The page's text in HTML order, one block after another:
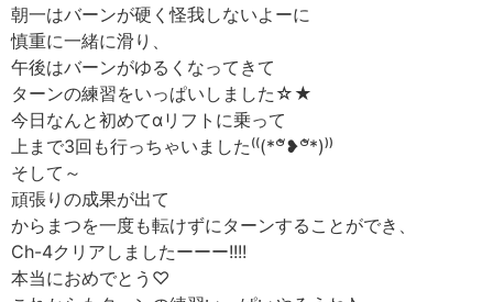
朝一はバーンが硬く怪我しないよーに
慎重に一緒に滑り、
午後はバーンがゆるくなってきて
ターンの練習をいっぱいしました☆★
今日なんと初めてαリフトに乗って
上まで3回も行っちゃいました⁽⁽(*꒪ั❥꒪ั*)⁾⁾
そして～
頑張りの成果が出て
からまつを一度も転けずにターンすることができ、
Ch-4クリアしましたーーー!!!!
本当におめでとう♡